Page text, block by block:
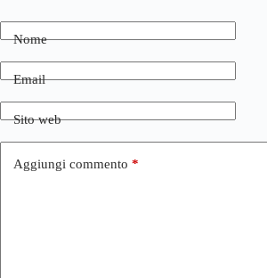
Nome
Email
Sito web
Aggiungi commento *